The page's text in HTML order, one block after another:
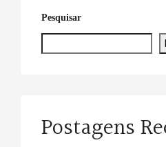
Pesquisar
Postagens